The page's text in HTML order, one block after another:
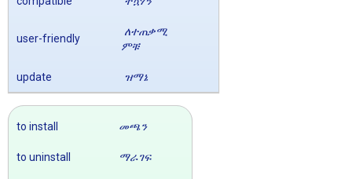
user-friendly
ለተጠቃሚ
ምቹ
update ዝማኔ
to install መጫን
to uninstall ማራገፍ